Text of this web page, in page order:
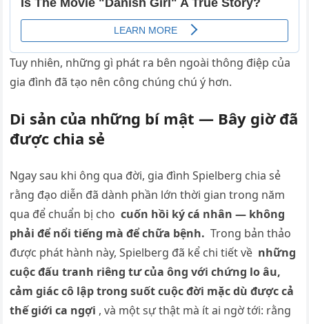
Tuy nhiên, những gì phát ra bên ngoài thông điệp của
gia đình đã tạo nên công chúng chú ý hơn.
Di sản của những bí mật — Bây giờ đã
được chia sẻ
Ngay sau khi ông qua đời, gia đình Spielberg chia sẻ
rằng đạo diễn đã dành phần lớn thời gian trong năm
qua để chuẩn bị chocuốn hồi ký cá nhân — không
phải để nổi tiếng mà để chữa bệnh. Trong bản thảo
được phát hành này, Spielberg đã kể chi tiết về những
cuộc đấu tranh riêng tư của ông với chứng lo âu,
cảm giác cô lập trong suốt cuộc đời mặc dù được cả
thế giới ca ngợi , và một sự thật mà ít ai ngờ tới: rằng